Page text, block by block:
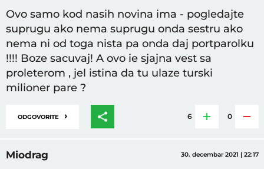
Ovo samo kod nasih novina ima - pogledajte
suprugu ako nema suprugu onda sestru ako
nema ni od toga nista pa onda daj portparolku
!!!! Boze sacuvaj! A ovo ie sjajna vest sa
proleterom , jel istina da tu ulaze turski
milioner pare ?
ODGOVORITE › 6 0
Miodrag 30. decembar 2021 | 22:17